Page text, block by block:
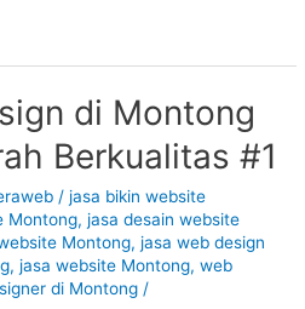
di Montong
Berkualitas #1
/jasa bikin website
Montong,jasa desain website
Montong,jasa web design
,jasa website Montong,web
di Montong /